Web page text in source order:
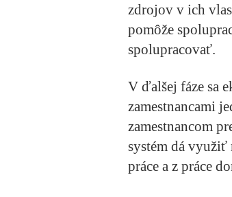
zdrojov v ich
pomôže
spolupracovať.
V ďalšej fáze sa
zamestnancami
zamestnancom
systém dá využiť
práce a z práce